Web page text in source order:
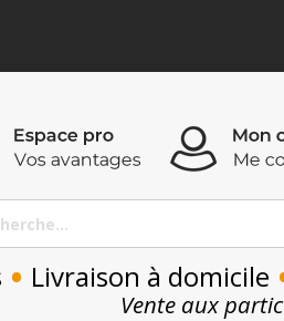
• Livraison à domicile
Vente aux